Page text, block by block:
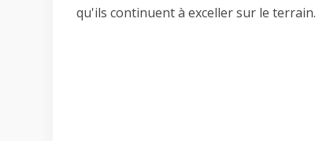
qu'ils continuent à exceller sur le terrain.